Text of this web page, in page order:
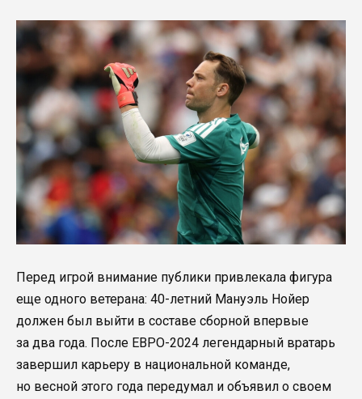
Перед игрой внимание публики привлекала фигура
еще одного ветерана: 40-летний Мануэль Нойер
должен был выйти в составе сборной впервые
за два года. После ЕВРО-2024 легендарный вратарь
завершил карьеру в национальной команде,
но весной этого года передумал и объявил о своем